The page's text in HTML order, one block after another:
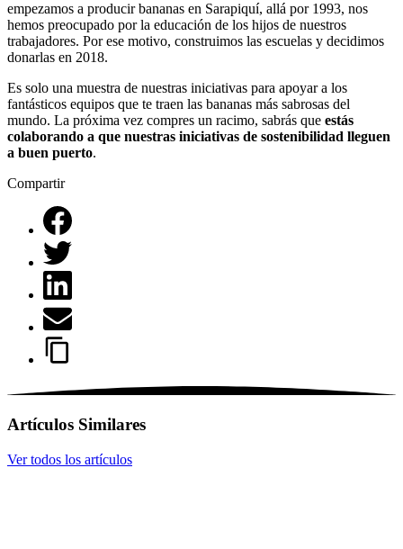
empezamos a producir bananas en Sarapiquí, allá por 1993, nos
hemos preocupado por la educación de los hijos de nuestros
trabajadores. Por ese motivo, construimos las escuelas y decidimos
donarlas en 2018.
Es solo una muestra de nuestras iniciativas para apoyar a los
fantásticos equipos que te traen las bananas más sabrosas del
mundo. La próxima vez compres un racimo, sabrás que estás
colaborando a que nuestras iniciativas de sostenibilidad lleguen
a buen puerto.
Compartir
Artículos Similares
Ver todos los artículos